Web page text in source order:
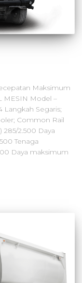
Maksimum
MESIN Model –
Langkah Segaris;
Common Rail
285/2.500 Daya
Tenaga
Daya maksimum